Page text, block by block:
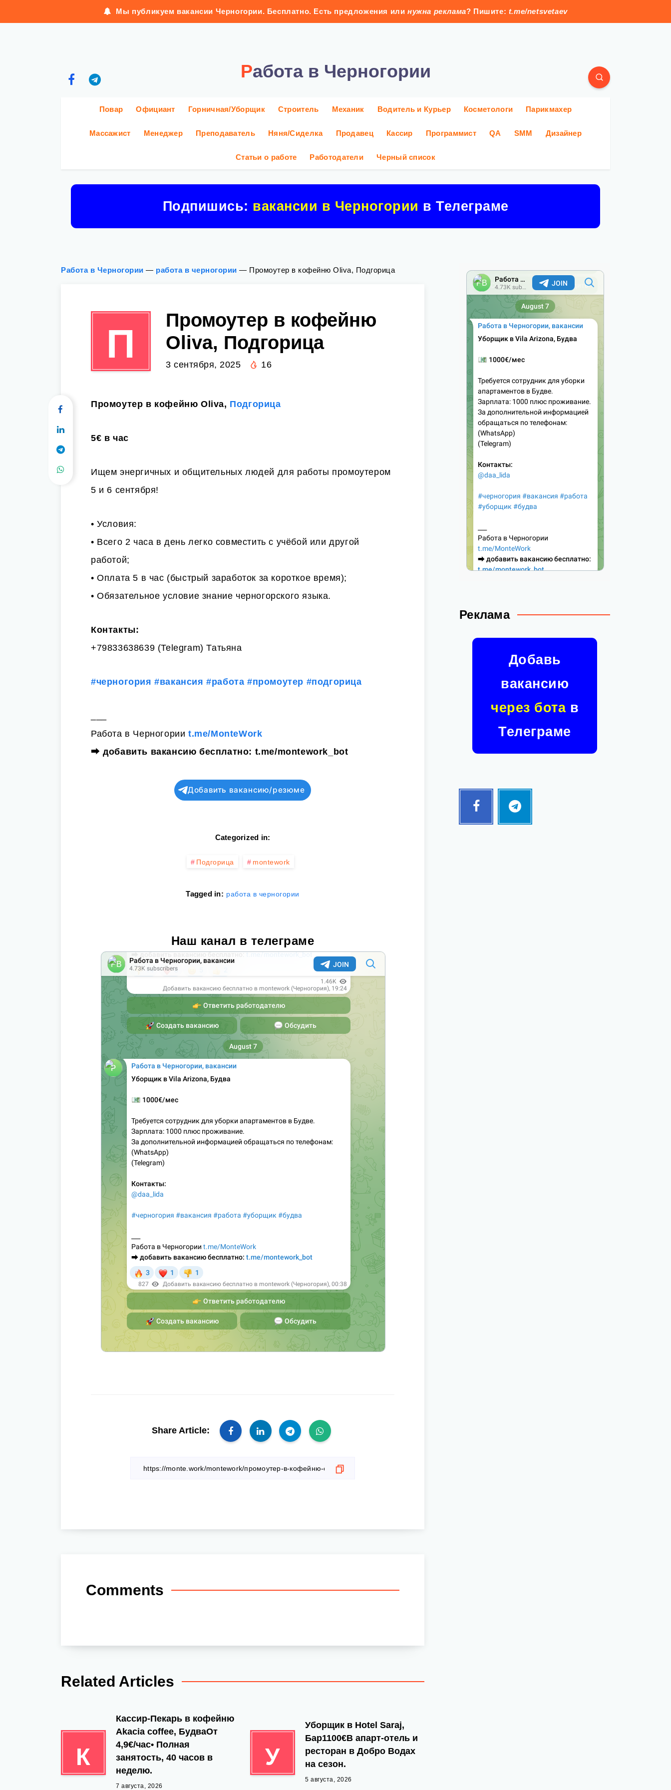
Мы публикуем вакансии Черногории. Бесплатно. Есть предложения или нужна реклама? Пишите: t.me/netsvetaev
Работа в Черногории
Повар Официант Горничная/Уборщик Строитель Механик Водитель и Курьер Косметологи Парикмахер
Массажист Менеджер Преподаватель Няня/Сиделка Продавец Кассир Программист QA SMM Дизайнер
Статьи о работе Работодатели Черный список
Подпишись: вакансии в Черногории в Телеграме
Работа в Черногории — работа в черногории — Промоутер в кофейню Oliva, Подгорица
П
Промоутер в кофейню
Oliva, Подгорица
3 сентября, 2025 16
Промоутер в кофейню Oliva, Подгорица
5€ в час
Ищем энергичных и общительных людей для работы промоутером
5 и 6 сентября!
• Условия:
• Всего 2 часа в день легко совместить с учёбой или другой
работой;
• Оплата 5 в час (быстрый заработок за короткое время);
• Обязательное условие знание черногорского языка.
Контакты:
+79833638639 (Telegram) Татьяна
#черногория #вакансия #работа #промоутер #подгорица
Работа в Черногории t.me/MonteWork
⮕добавить вакансию бесплатно: t.me/montework_bot
Добавить вакансию/резюме
Categorized in:
Подгорица montework
Tagged in: работа в черногории
Наш канал в телеграме
Share Article:
Comments
Related Articles
К
Кассир-Пекарь в кофейню
Akacia coffee, БудваОт
4,9€/час• Полная
занятость, 40 часов в
неделю.
7 августа, 2026
У
Уборщик в Hotel Saraj,
Бар1100€В апарт-отель и
ресторан в Добро Водах
на сезон.
5 августа, 2026
Реклама
Добавь
вакансию
через ботав
Телеграме
Facebook
Follow
Telegram
Follow